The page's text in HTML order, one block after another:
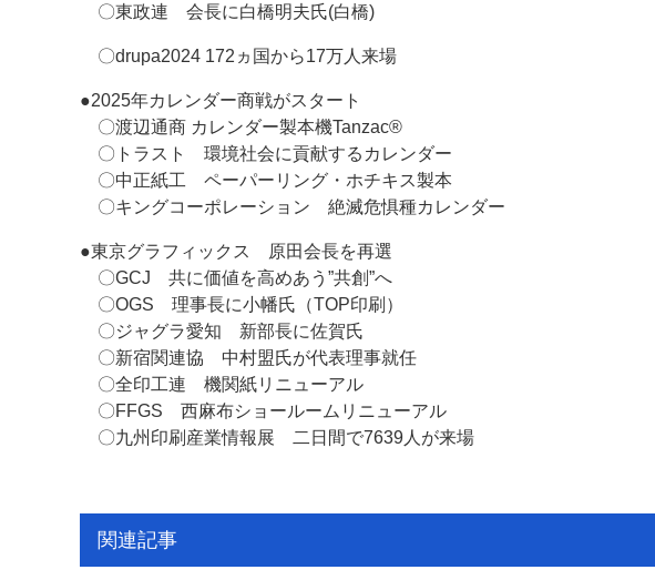
〇東政連 会長に白橋明夫氏(白橋)
〇drupa2024 172ヵ国から17万人来場
●2025年カレンダー商戦がスタート
〇渡辺通商 カレンダー製本機Tanzac®
〇トラスト 環境社会に貢献するカレンダー
〇中正紙工 ペーパーリング・ホチキス製本
〇キングコーポレーション 絶滅危惧種カレンダー
●東京グラフィックス 原田会長を再選
〇GCJ 共に価値を高めあう”共創”へ
〇OGS 理事長に小幡氏（TOP印刷）
〇ジャグラ愛知 新部長に佐賀氏
〇新宿関連協 中村盟氏が代表理事就任
〇全印工連 機関紙リニューアル
〇FFGS 西麻布ショールームリニューアル
〇九州印刷産業情報展 二日間で7639人が来場
関連記事